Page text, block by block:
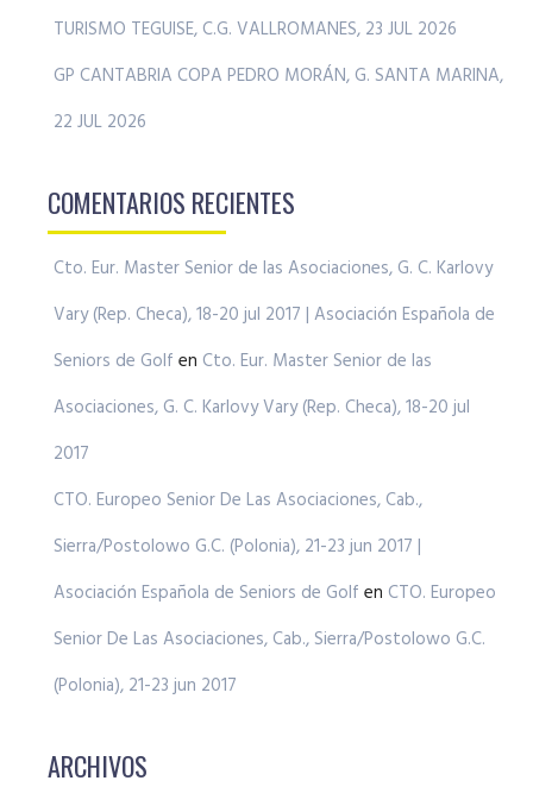
TURISMO TEGUISE, C.G. VALLROMANES, 23 JUL 2026
GP CANTABRIA COPA PEDRO MORÁN, G. SANTA MARINA,
22 JUL 2026
COMENTARIOS RECIENTES
Cto. Eur. Master Senior de las Asociaciones, G. C. Karlovy
Vary (Rep. Checa), 18-20 jul 2017 | Asociación Española de
Seniors de Golf en Cto. Eur. Master Senior de las
Asociaciones, G. C. Karlovy Vary (Rep. Checa), 18-20 jul
2017
CTO. Europeo Senior De Las Asociaciones, Cab.,
Sierra/Postolowo G.C. (Polonia), 21-23 jun 2017 |
Asociación Española de Seniors de Golf en CTO. Europeo
Senior De Las Asociaciones, Cab., Sierra/Postolowo G.C.
(Polonia), 21-23 jun 2017
ARCHIVOS